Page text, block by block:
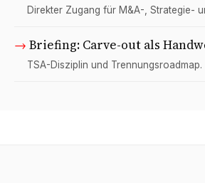
Direkter Zugang für M&A-, Strategie-
→ Briefing: Carve-out als
TSA-Disziplin und Trennungsroadmap.